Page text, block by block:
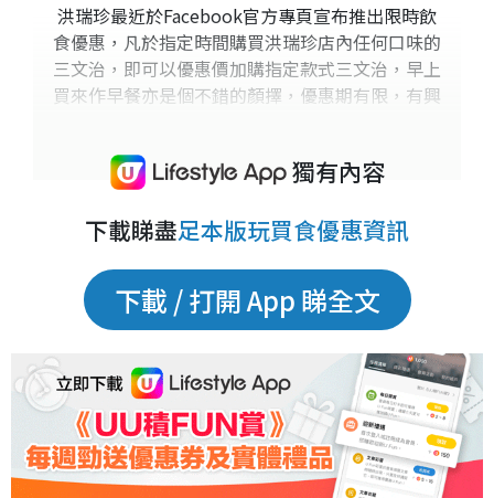
洪瑞珍最近於Facebook官方專頁宣布推出限時飲
食優惠，凡於指定時間購買洪瑞珍店內任何口味的
三文治，即可以優惠價加購指定款式三文治，早上
買來作早餐亦是個不錯的顏擇，優惠期有限，有興
獨有內容
下載睇盡足本版玩買食優惠資訊
下載 / 打開 App 睇全文